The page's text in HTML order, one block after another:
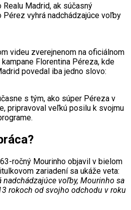
Madrid, ak súčasný
vyhrá nadchádzajúce voľby
videu zverejnenom na oficiálnom
Florentina Péreza, kde
povedal iba jedno slovo:
s tým, ako súper Péreza v
pripravoval veľkú posilu k svojmu
ročný Mourinho objavil v bielom
zariadení sa ukáže veta:
nadchádzajúce voľby, Mourinho sa
rokoch od svojho odchodu v roku